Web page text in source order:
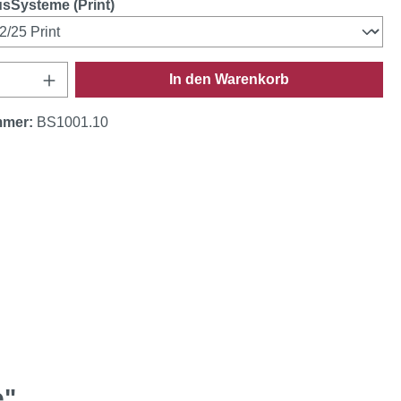
(Print)auswählen
Anzahl: Gib den gewünschten Wert ein
In den Warenkorb
BS1001.10